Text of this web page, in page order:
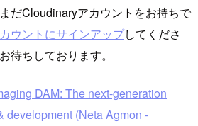
だCloudinaryアカウントをお持ちで
ウントにサインアップしてくださ
待ちしております。
DAM: The next-generation
development (Neta Agmon -